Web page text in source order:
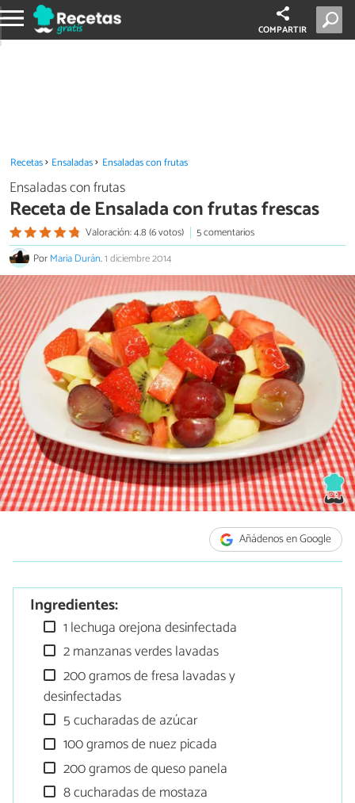
COMPARTIR
Recetas Ensaladas Ensaladas con frutas
Ensaladas con frutas
Receta de Ensalada con frutas frescas
Valoración: 4.8 (6 votos)
5 comentarios
PorMaria Durán.1 diciembre 2014
Añádenos en Google
Ingredientes:
1 lechuga orejona desinfectada
2 manzanas verdes lavadas
200 gramos de fresa lavadas y
desinfectadas
5 cucharadas de azúcar
100 gramos de nuez picada
200 gramos de queso panela
8 cucharadas de mostaza